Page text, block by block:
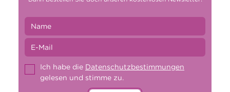
Ich habe die Datenschutzbestimmungen
gelesen und stimme zu.